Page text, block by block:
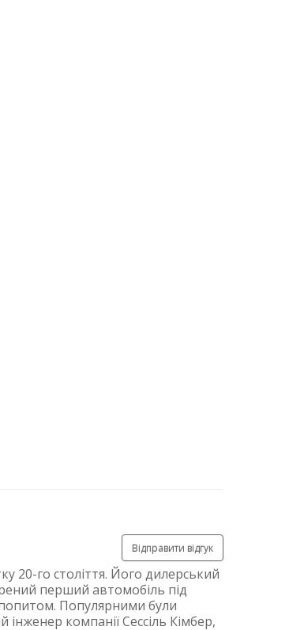
Відправити відгук
20-го століття. Його дилерський
перший автомобіль під
Популярними були
компанії Сессіль Кімбер,